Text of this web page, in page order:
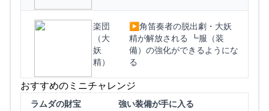
楽団
（大
妖
精）
▶︎角笛奏者の脱出劇・大妖
精が解放される ┗服（装
備）の強化ができるようにな
る
おすすめのミニチャレンジ
ラムダの財宝
強い装備が手に入る